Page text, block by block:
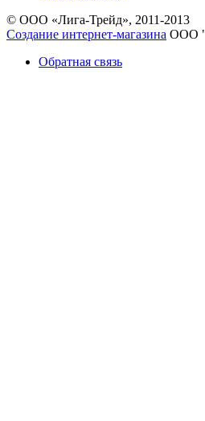
© ООО «Лига-Трейд», 2011-2013
Создание интернет-магазина ООО
Обратная связь